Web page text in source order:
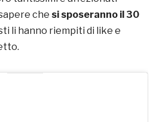
che si sposeranno il 30
li hanno riempiti di like e